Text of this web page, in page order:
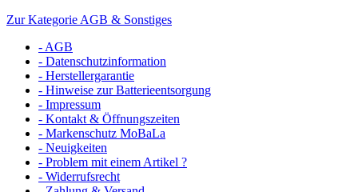
Zur Kategorie AGB & Sonstiges
- AGB
- Datenschutzinformation
- Herstellergarantie
- Hinweise zur Batterieentsorgung
- Impressum
- Kontakt & Öffnungszeiten
- Markenschutz MoBaLa
- Neuigkeiten
- Problem mit einem Artikel ?
- Widerrufsrecht